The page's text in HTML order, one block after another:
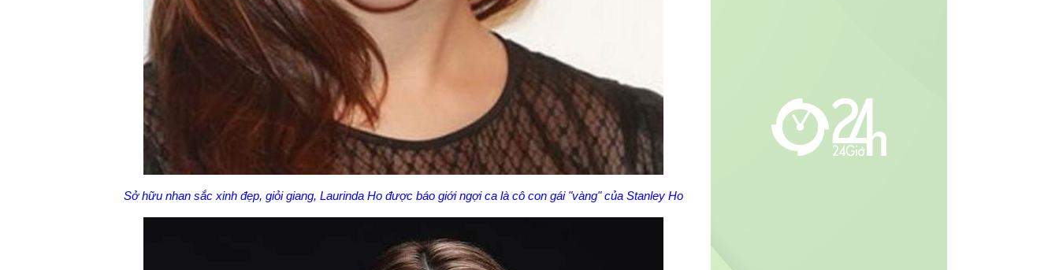
Sở hữu nhan sắc xinh đẹp, giỏi giang, Laurinda Ho được báo giới ngợi ca là cô con gái "vàng" của Stanley Ho